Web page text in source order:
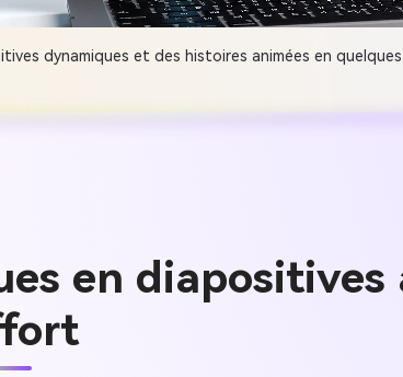
dynamiques et des histoires animées en quelques
en diapositives